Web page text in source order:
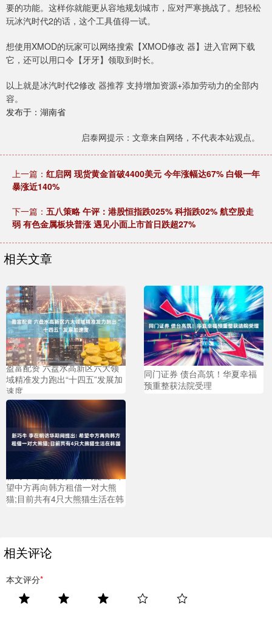
要的功能。这样你就能更从容地规划城市，应对严寒挑战了。想轻松
玩冰汽时代2的话，这个工具值得一试。
想使用XMOD的玩家可以网络搜索【XMOD修改 器】进入官网下载
它，还可以用口令【牙牙】领取到时长。
以上就是冰汽时代2修改 器推荐 支持增加资源+添加劳动力的全部内
容。
发布于：湖南省
启泰网提示：文章来自网络，不代表本站观点。
上一篇： 红启网 现货黄金首破4400美元 今年涨幅达67% 白银一年
暴涨近140%
下一篇： 五八策略 午评：港股恒指跌025% 科指跌02% 航空股走
弱 有色金属板块普涨 遇见小面上市首日跌超27%
相关文章
盈富配资 六盘水高新区六大领
域精准发力跑出“十四五”发展加
速度
同门证券 债台高筑！华夏幸福
预重整获法院受理
新巧牛 李在明访华期间提出: 希
望中方再向韩方租借一对大熊
猫;目前共有4只大熊猫生活在韩
相关评论
本文评分*